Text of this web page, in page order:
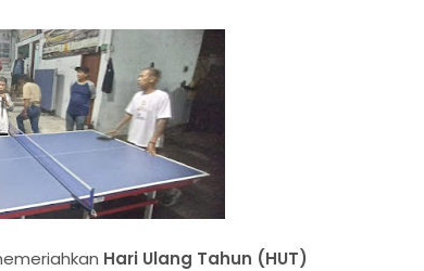
Hari Ulang Tahun (HUT)